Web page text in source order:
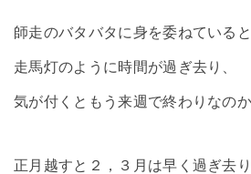
師走のバタバタに身を委ねていると
走馬灯のように時間が過ぎ去り、
気が付くともう来週で終わりなの
正月越すと２，３月は早く過ぎ去り